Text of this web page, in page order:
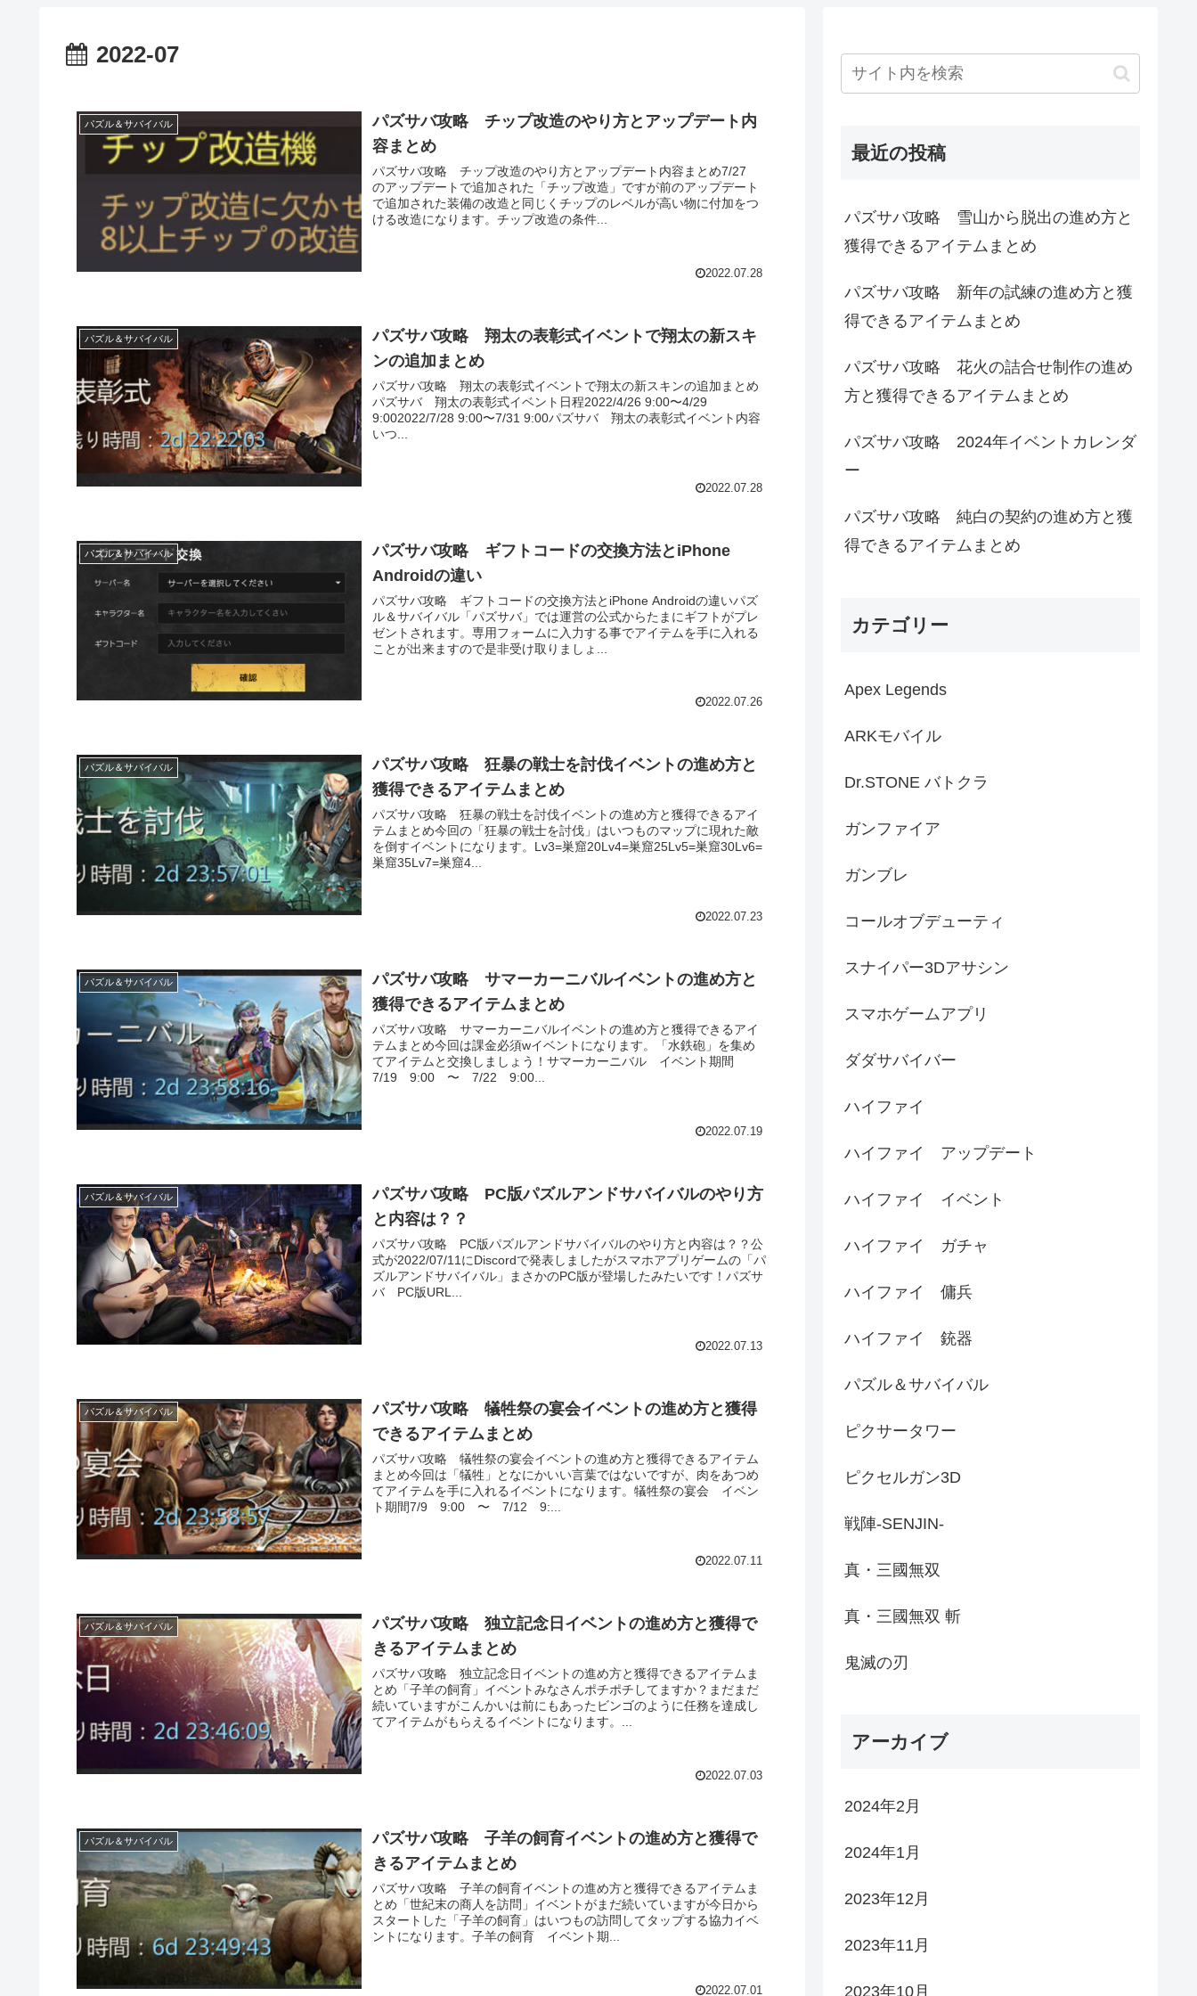
2022-07
パズル＆サバイバル
パズサバ攻略 チップ改造のやり方とアップデート内
容まとめ
パズサバ攻略 チップ改造のやり方とアップデート内容まとめ7/27
のアップデートで追加された「チップ改造」ですが前のアップデート
で追加された装備の改造と同じくチップのレベルが高い物に付加をつ
ける改造になります。チップ改造の条件...
2022.07.28
パズル＆サバイバル
パズサバ攻略 翔太の表彰式イベントで翔太の新スキ
ンの追加まとめ
パズサバ攻略 翔太の表彰式イベントで翔太の新スキンの追加まとめ
パズサバ 翔太の表彰式イベント日程2022/4/26 9:00〜4/29
9:002022/7/28 9:00〜7/31 9:00パズサバ 翔太の表彰式イベント内容
いつ...
2022.07.28
パズル＆サバイバル
パズサバ攻略 ギフトコードの交換方法とiPhone
Androidの違い
パズサバ攻略 ギフトコードの交換方法とiPhone Androidの違いパズ
ル＆サバイバル「パズサバ」では運営の公式からたまにギフトがプレ
ゼントされます。専用フォームに入力する事でアイテムを手に入れる
ことが出来ますので是非受け取りましょ...
2022.07.26
パズル＆サバイバル
パズサバ攻略 狂暴の戦士を討伐イベントの進め方と
獲得できるアイテムまとめ
パズサバ攻略 狂暴の戦士を討伐イベントの進め方と獲得できるアイ
テムまとめ今回の「狂暴の戦士を討伐」はいつものマップに現れた敵
を倒すイベントになります。Lv3=巣窟20Lv4=巣窟25Lv5=巣窟30Lv6=
巣窟35Lv7=巣窟4...
2022.07.23
パズル＆サバイバル
パズサバ攻略 サマーカーニバルイベントの進め方と
獲得できるアイテムまとめ
パズサバ攻略 サマーカーニバルイベントの進め方と獲得できるアイ
テムまとめ今回は課金必須wイベントになります。「水鉄砲」を集め
てアイテムと交換しましょう！サマーカーニバル イベント期間
7/19 9:00 〜 7/22 9:00...
2022.07.19
パズル＆サバイバル
パズサバ攻略 PC版パズルアンドサバイバルのやり方
と内容は？？
パズサバ攻略 PC版パズルアンドサバイバルのやり方と内容は？？公
式が2022/07/11にDiscordで発表しましたがスマホアプリゲームの「パ
ズルアンドサバイバル」まさかのPC版が登場したみたいです！パズサ
バ PC版URL...
2022.07.13
パズル＆サバイバル
パズサバ攻略 犠牲祭の宴会イベントの進め方と獲得
できるアイテムまとめ
パズサバ攻略 犠牲祭の宴会イベントの進め方と獲得できるアイテム
まとめ今回は「犠牲」となにかいい言葉ではないですが、肉をあつめ
てアイテムを手に入れるイベントになります。犠牲祭の宴会 イベン
ト期間7/9 9:00 〜 7/12 9:...
2022.07.11
パズル＆サバイバル
パズサバ攻略 独立記念日イベントの進め方と獲得で
きるアイテムまとめ
パズサバ攻略 独立記念日イベントの進め方と獲得できるアイテムま
とめ「子羊の飼育」イベントみなさんポチポチしてますか？まだまだ
続いていますがこんかいは前にもあったビンゴのように任務を達成し
てアイテムがもらえるイベントになります。...
2022.07.03
パズル＆サバイバル
パズサバ攻略 子羊の飼育イベントの進め方と獲得で
きるアイテムまとめ
パズサバ攻略 子羊の飼育イベントの進め方と獲得できるアイテムま
とめ「世紀末の商人を訪問」イベントがまだ続いていますが今日から
スタートした「子羊の飼育」はいつもの訪問してタップする協力イベ
ントになります。子羊の飼育 イベント期...
2022.07.01
最近の投稿
パズサバ攻略 雪山から脱出の進め方と
獲得できるアイテムまとめ
パズサバ攻略 新年の試練の進め方と獲
得できるアイテムまとめ
パズサバ攻略 花火の詰合せ制作の進め
方と獲得できるアイテムまとめ
パズサバ攻略 2024年イベントカレンダ
ー
パズサバ攻略 純白の契約の進め方と獲
得できるアイテムまとめ
カテゴリー
Apex Legends
ARKモバイル
Dr.STONE バトクラ
ガンファイア
ガンブレ
コールオブデューティ
スナイパー3Dアサシン
スマホゲームアプリ
ダダサバイバー
ハイファイ
ハイファイ アップデート
ハイファイ イベント
ハイファイ ガチャ
ハイファイ 傭兵
ハイファイ 銃器
パズル＆サバイバル
ピクサータワー
ピクセルガン3D
戦陣-SENJIN-
真・三國無双
真・三國無双 斬
鬼滅の刃
アーカイブ
2024年2月
2024年1月
2023年12月
2023年11月
2023年10月